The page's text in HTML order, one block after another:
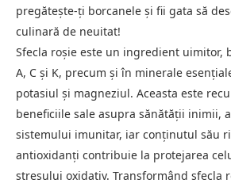
pregătește-ți borcanele și fii gata să
culinară de neuitat!
Sfecla roșie este un ingredient uimitor,
A, C și K, precum și în minerale
potasiul și magneziul. Aceasta este
beneficiile sale asupra sănătății inimii,
sistemului imunitar, iar conținutul său
antioxidanți contribuie la protejarea
stresului oxidativ. Transformând sfecla